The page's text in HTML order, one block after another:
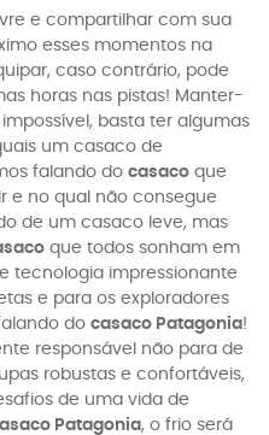
e compartilhar com sua
esses momentos na
caso contrário, pode
horas nas pistas! Manter-
basta ter algumas
um casaco de
falando do casaco que
e no qual não consegue
de um casaco leve, mas
que todos sonham em
tecnologia impressionante
e para os exploradores
do casaco Patagonia!
responsável não para de
robustas e confortáveis,
de uma vida de
Patagonia, o frio será